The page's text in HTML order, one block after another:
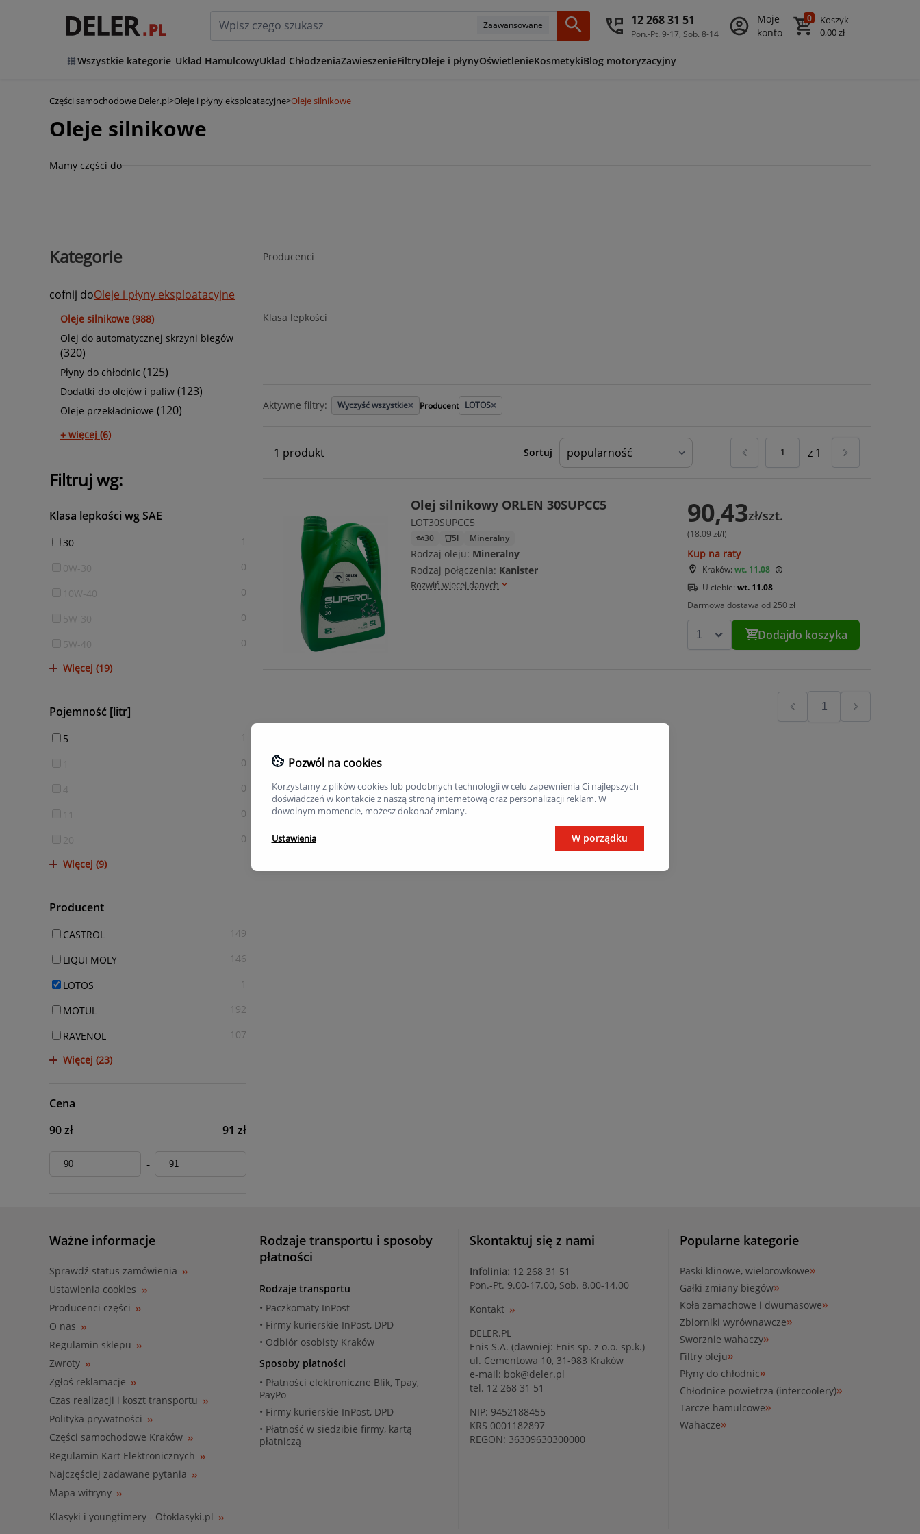
Zaawansowane 12 268 31 51
Pon.-Pt. 9-17, Sob. 8-14
Moje
konto
0
Koszyk
0,00 zł
Wszystkie kategorie Układ HamulcowyUkład ChłodzeniaZawieszenieFiltryOleje i płynyOświetlenieKosmetykiBlog motoryzacyjny
Części samochodowe Deler.pl>Oleje i płyny eksploatacyjne>Oleje silnikowe
Oleje silnikowe
Mamy części do
Kategorie
cofnij doOleje i płyny eksploatacyjne
Oleje silnikowe (988)
Olej do automatycznej skrzyni biegów
(320)
Płyny do chłodnic (125)
Dodatki do olejów i paliw (123)
Oleje przekładniowe (120)
+ więcej (6)
Filtruj wg:
Klasa lepkości wg SAE
30 1
0W-30 0
10W-40 0
5W-30 0
5W-40
0
Więcej (19)
Pojemność [litr]
5 1
0
4 0
0
20
0
Więcej (9)
Producent
CASTROL 149
LIQUI MOLY 146
LOTOS 1
MOTUL 192
RAVENOL
107
Więcej (23)
Cena
90 zł
91 zł
-
Producenci
Klasa lepkości
Aktywne filtry: Wyczyść wszystkie Producent LOTOS
1 produkt Sortuj z 1
Olej silnikowy ORLEN 30SUPCC5
LOT30SUPCC5
Mineralny
30 5l
Rodzaj oleju: Mineralny
Rodzaj połączenia: Kanister
Rozwiń więcej danych
90,43zł/szt.
(18.09 zł/l)
Kup na raty
Kraków: wt. 11.08
U ciebie: wt. 11.08
Darmowa dostawa od 250 zł
Dodajdo koszyka
Ważne informacje
Sprawdź status zamówienia
Ustawienia cookies
Producenci części
O nas
Regulamin sklepu
Zwroty
Zgłoś reklamacje
Czas realizacji i koszt transportu
Polityka prywatności
Części samochodowe Kraków
Regulamin Kart Elektronicznych
Najczęściej zadawane pytania
Mapa witryny
Klasyki i youngtimery - Otoklasyki.pl
Rodzaje transportu i sposoby
płatności
Rodzaje transportu
• Paczkomaty InPost
• Firmy kurierskie InPost, DPD
• Odbiór osobisty Kraków
Sposoby płatności
• Płatności elektroniczne Blik, Tpay,
PayPo
• Firmy kurierskie InPost, DPD
• Płatność w siedzibie firmy, kartą
płatniczą
Skontaktuj się z nami
Infolinia: 12 268 31 51
Pon.-Pt. 9.00-17.00, Sob. 8.00-14.00
Kontakt
DELER.PL
Enis S.A. (dawniej: Enis sp. z o.o. sp.k.)
ul. Cementowa 10, 31-983 Kraków
e-mail: bok@deler.pl
tel. 12 268 31 51
NIP: 9452188455
KRS 0001182897
REGON: 36309630300000
Popularne kategorie
Paski klinowe, wielorowkowe
Gałki zmiany biegów
Koła zamachowe i dwumasowe
Zbiorniki wyrównawcze
Sworznie wahaczy
Filtry oleju
Płyny do chłodnic
Chłodnice powietrza (intercoolery)
Tarcze hamulcowe
Wahacze
Pozwól na cookies
Korzystamy z plików cookies lub podobnych technologii w celu zapewnienia Ci najlepszych
doświadczeń w kontakcie z naszą stroną internetową oraz personalizacji reklam. W
dowolnym momencie, możesz dokonać zmiany.
Ustawienia W porządku